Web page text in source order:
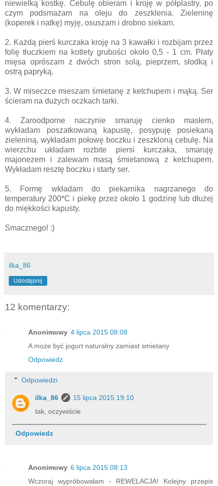
niewielką kostkę. Cebulę obieram i kroję w półplastry, po
czym podsmażam na oleju do zeszklenia. Zieleninę
(koperek i natkę) myję, osuszam i drobno siekam.
2. Każdą pierś kurczaka kroję na 3 kawałki i rozbijam przez
folię tłuczkiem na kotlety grubości około 0,5 - 1 cm. Płaty
mięsa oprószam z dwóch stron solą, pieprzem, słodką i
ostrą papryką.
3. W miseczce mieszam śmietanę z ketchupem i mąką. Ser
ścieram na dużych oczkach tarki.
4. Żaroodporne naczynie smaruję cienko masłem,
wykładam poszatkowaną kapustę, posypuję posiekaną
zieleniną, wykładam połowę boczku i zeszkloną cebulę. Na
wierzchu układam rozbite piersi kurczaka, smaruję
majonezem i zalewam masą śmietanową z ketchupem.
Wykładam resztę boczku i starty ser.
5. Formę wkładam do piekarnika nagrzanego do
temperatury 200*C i piekę przez około 1 godzinę lub dłużej
do miękkości kapusty.
Smacznego! :)
ilka_86
Udostępnij
12 komentarzy:
Anonimowy 4 lipca 2015 08:08
A może być jogurt naturalny zamiast smietany
Odpowiedz
Odpowiedzi
ilka_86
15 lipca 2015 19:10
tak, oczywiście
Odpowiedz
Anonimowy 6 lipca 2015 08:13
Wczoraj wypróbowałam - REWELACJA! Kolejny przepis